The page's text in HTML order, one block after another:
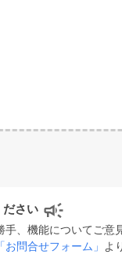
ださい
、機能についてご意
「お問合せフォーム」 よ